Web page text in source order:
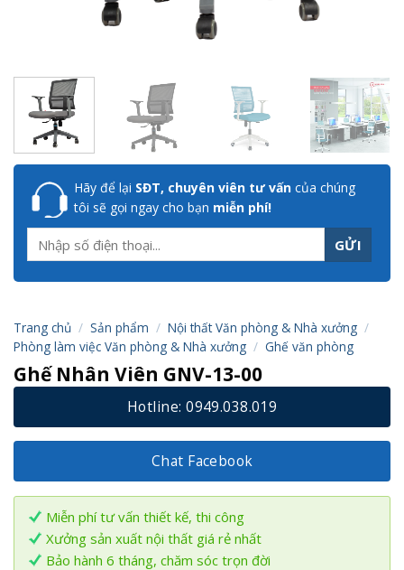
Hãy để lại SĐT, chuyên viên tư vấn của chúng
tôi sẽ gọi ngay cho bạn miễn phí!
Trang chủ / Sản phẩm / Nội thất Văn phòng & Nhà xưởng /
Phòng làm việc Văn phòng & Nhà xưởng / Ghế văn phòng
Ghế Nhân Viên GNV-13-00
Hotline: 0949.038.019
Chat Facebook
Miễn phí tư vấn thiết kế, thi công
Xưởng sản xuất nội thất giá rẻ nhất
Bảo hành 6 tháng, chăm sóc trọn đời